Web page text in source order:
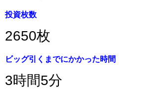
投資枚数
2650枚
ビッグ引くまでにかかった時間
3時間5分